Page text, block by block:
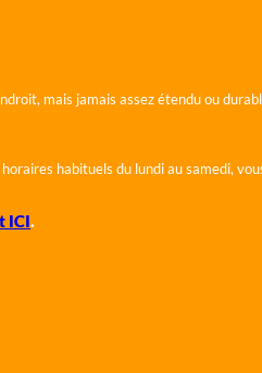
mais jamais assez étendu ou
habituels du lundi au samedi,
ICI.